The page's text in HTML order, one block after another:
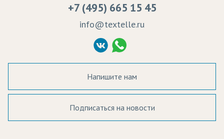
Судебные решения
Политика Конфиденциальности
Согласие на обработку ПД
+7 (495) 665 15 45
info@textelle.ru
Напишите нам
Подписаться на новости